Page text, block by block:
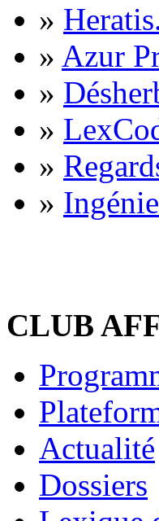
»
» Azur
»
»
»
»
CLUB
Actualité
Dossiers